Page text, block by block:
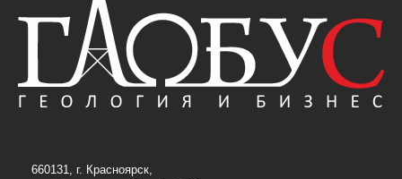
660131, г. Красноярск,